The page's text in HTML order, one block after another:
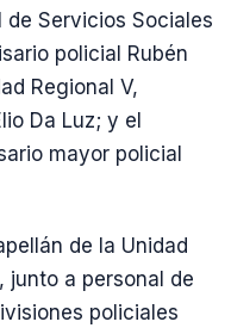
Servicios Sociales
policial Rubén
Regional V,
Da Luz; y el
mayor policial
de la Unidad
junto a personal de
policiales